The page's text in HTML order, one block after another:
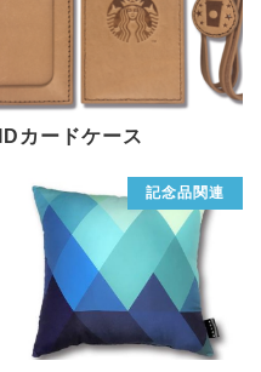
IDカードケース
記念品関連